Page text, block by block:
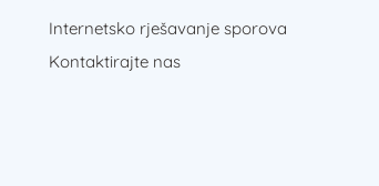
Internetsko rješavanje sporova
Kontaktirajte nas